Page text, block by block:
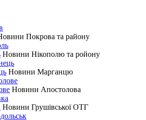
Покрова та району
Новини Нікополю та ройону
Новини Марганцю
Новини Апостолова
Новини Грушівської ОТГ